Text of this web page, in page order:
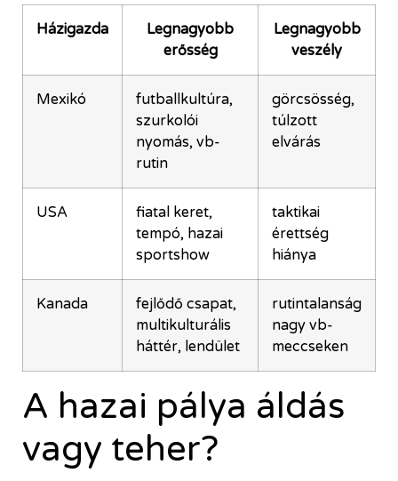
Házigazda
Legnagyobb
erősség
Legnagyobb
veszély
Mexikó
futballkultúra,
szurkolói
nyomás, vb-
rutin
görcsösség,
túlzott
elvárás
USA
fiatal keret,
tempó, hazai
sportshow
taktikai
érettség
hiánya
Kanada
fejlődő csapat,
multikulturális
háttér, lendület
rutintalanság
nagy vb-
meccseken
A hazai pálya áldás
vagy teher?